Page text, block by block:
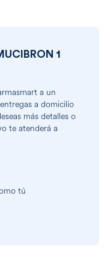
1
a un
a domicilio
más detalles o
te atenderá a
tú